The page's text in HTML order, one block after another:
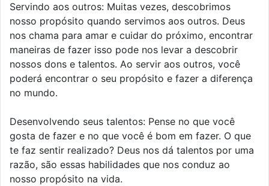
Servindo aos outros: Muitas vezes, descobrimos
nosso propósito quando servimos aos outros. Deus
nos chama para amar e cuidar do próximo, encontrar
maneiras de fazer isso pode nos levar a descobrir
nossos dons e talentos. Ao servir aos outros, você
poderá encontrar o seu propósito e fazer a diferença
no mundo.
Desenvolvendo seus talentos: Pense no que você
gosta de fazer e no que você é bom em fazer. O que
te faz sentir realizado? Deus nos dá talentos por uma
razão, são essas habilidades que nos conduz ao
nosso propósito na vida.